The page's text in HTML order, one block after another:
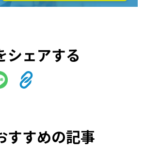
シェアする
すすめの記事